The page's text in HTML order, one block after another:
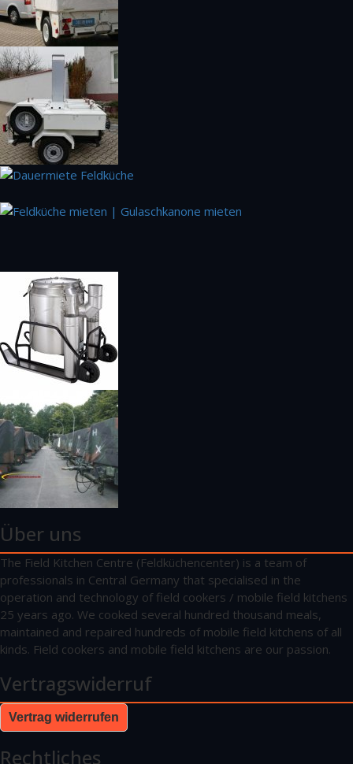
Über uns
The Field Kitchen Centre (Feldküchencenter) is a team of
professionals in Central Germany that specialised in the
operation and technology of field cookers / mobile field kitchens
25 years ago. We cooked several hundred thousand meals,
maintained and repaired hundreds of mobile field kitchens of all
kinds. Field cookers and mobile field kitchens are our passion.
Vertragswiderruf
Vertrag widerrufen
Rechtliches